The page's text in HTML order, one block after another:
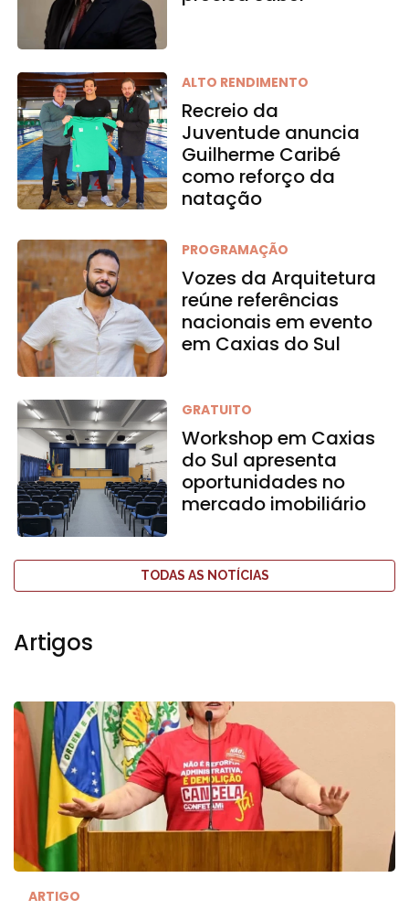
ALTO RENDIMENTO
Recreio da
Juventude anuncia
Guilherme Caribé
como reforço da
natação
PROGRAMAÇÃO
Vozes da Arquitetura
reúne referências
nacionais em evento
em Caxias do Sul
GRATUITO
Workshop em Caxias
do Sul apresenta
oportunidades no
mercado imobiliário
TODAS AS NOTÍCIAS
Artigos
ARTIGO